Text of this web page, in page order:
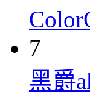
7
黑爵